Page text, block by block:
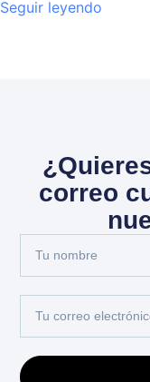
Seguir leyendo
correo